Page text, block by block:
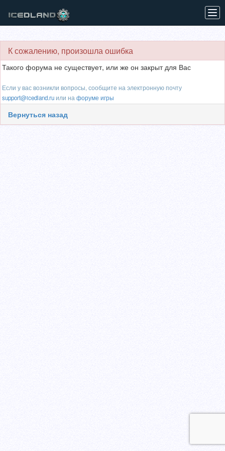
К сожалению, произошла ошибка
Такого форума не существует, или же он закрыт для Вас
Если у вас возникли вопросы, сообщите на электронную почту
support@icedland.ruили на форуме игры
Вернуться назад